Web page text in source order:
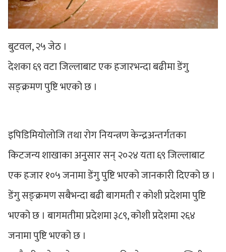
बुटवल, २५ जेठ ।
देशका ६९ वटा जिल्लाबाट एक हजारभन्दा बढीमा डेंगु
सङ्क्रमण पुष्टि भएको छ ।
इपिडिमियोलोजि तथा रोग नियन्त्रण केन्द्रअन्तर्गतका
किटजन्य शाखाका अनुसार सन् २०२४ यता ६९ जिल्लाबाट
एक हजार १०५ जनामा डेंगु पुष्टि भएको जानकारी दिएको छ ।
डेंगु सङ्क्रमण सबैभन्दा बढी बागमती र कोशी प्रदेशमा पुष्टि
भएको छ । बागमतीमा प्रदेशमा ३८९, कोशी प्रदेशमा २६४
जनामा पुष्टि भएको छ ।